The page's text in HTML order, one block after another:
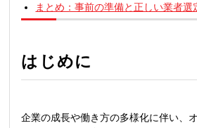
まとめ：事前の準備と正しい業者選
はじめに
企業の成長や働き方の多様化に伴い、